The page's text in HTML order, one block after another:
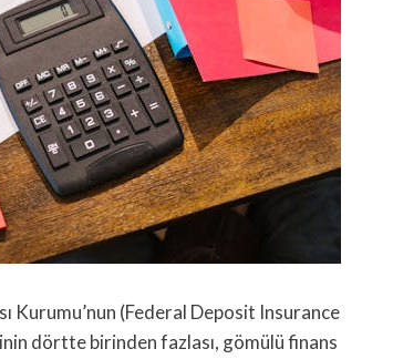
(Federal Deposit Insurance
dörtte birinden fazlası, gömülü finans